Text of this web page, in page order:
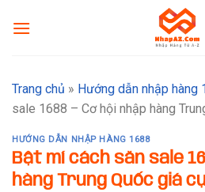
Trang chủ » Hướng dẫn nhập hàng
sale 1688 – Cơ hội nhập hàng
HƯỚNG DẪN NHẬP HÀNG 1688
Bật mí cách săn sale
hàng Trung Quốc giá